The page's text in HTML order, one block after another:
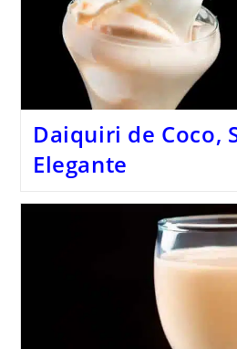
Daiquiri de Coco,
Elegante